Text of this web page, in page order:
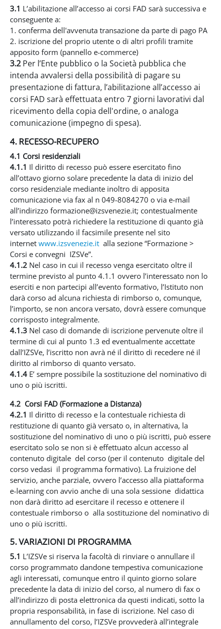
3.1 L’abilitazione all’accesso ai corsi FAD sarà successiva e
conseguente a:
1. conferma dell'avvenuta transazione da parte di pago PA
2. iscrizione del proprio utente o di altri profili tramite
apposito form (pannello e-commerce)
3.2 Per l’Ente pubblico o la Società pubblica che
intenda avvalersi della possibilità di pagare su
presentazione di fattura, l’abilitazione all’accesso ai
corsi FAD sarà effettuata entro 7 giorni lavorativi dal
ricevimento della copia dell'ordine, o analoga
comunicazione (impegno di spesa).
4. RECESSO-RECUPERO
4.1 Corsi residenziali
4.1.1 Il diritto di recesso può essere esercitato fino
all’ottavo giorno solare precedente la data di inizio del
corso residenziale mediante inoltro di apposita
comunicazione via fax al n 049-8084270 o via e-mail
all’indirizzo formazione@izsvenezie.it; contestualmente
l’interessato potrà richiedere la restituzione di quanto già
versato utilizzando il facsimile presente nel sito
internet www.izsvenezie.it alla sezione “Formazione >
Corsi e convegni IZSVe”.
4.1.2 Nel caso in cui il recesso venga esercitato oltre il
termine previsto al punto 4.1.1 ovvero l’interessato non lo
eserciti e non partecipi all’evento formativo, l’Istituto non
darà corso ad alcuna richiesta di rimborso o, comunque,
l’importo, se non ancora versato, dovrà essere comunque
corrisposto integralmente.
4.1.3 Nel caso di domande di iscrizione pervenute oltre il
termine di cui al punto 1.3 ed eventualmente accettate
dall’IZSVe, l’iscritto non avrà né il diritto di recedere né il
diritto al rimborso di quanto versato.
4.1.4 E’ sempre possibile la sostituzione del nominativo di
uno o più iscritti.
4.2 Corsi FAD (Formazione a Distanza)
4.2.1 Il diritto di recesso e la contestuale richiesta di
restituzione di quanto già versato o, in alternativa, la
sostituzione del nominativo di uno o più iscritti, può essere
esercitato solo se non si è effettuato alcun accesso al
contenuto digitale del corso (per il contenuto digitale del
corso vedasi il programma formativo). La fruizione del
servizio, anche parziale, ovvero l’accesso alla piattaforma
e-learning con avvio anche di una sola sessione didattica
non darà diritto ad esercitare il recesso e ottenere il
contestuale rimborso o alla sostituzione del nominativo di
uno o più iscritti.
5. VARIAZIONI DI PROGRAMMA
5.1 L’IZSVe si riserva la facoltà di rinviare o annullare il
corso programmato dandone tempestiva comunicazione
agli interessati, comunque entro il quinto giorno solare
precedente la data di inizio del corso, al numero di fax o
all’indirizzo di posta elettronica da questi indicati, sotto la
propria responsabilità, in fase di iscrizione. Nel caso di
annullamento del corso, l’IZSVe provvederà all’integrale